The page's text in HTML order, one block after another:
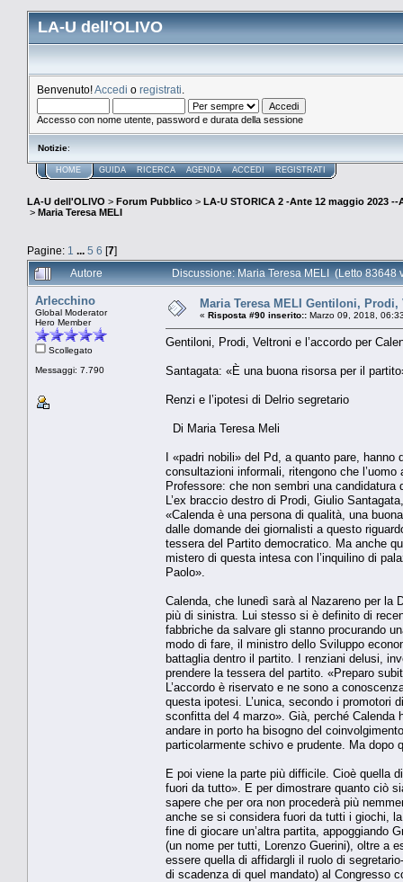
LA-U dell'OLIVO
Benvenuto!Accedi o registrati
Accesso con nome utente, password e durata della sessione
Notizie:
HOME GUIDA RICERCA AGENDA ACCEDI REGISTRATI
LA-U dell'OLIVO > Forum Pubblico > LA-U STORICA 2 -Ante 12 maggio 2023 --
> Maria Teresa MELI
Pagine: 1 ... 5 6 [7]
Autore
Discussione: Maria Teresa MELI (Letto 83648
Arlecchino
Global Moderator
Hero Member
Scollegato
Messaggi: 7.790
Maria Teresa MELI Gentiloni,
« Risposta #90 inserito:: Marzo 09, 2018,
Gentiloni, Prodi, Veltroni e l’accordo per
Santagata: «È una buona risorsa per il
Renzi e l’ipotesi di Delrio segretario
Di Maria Teresa Meli
I «padri nobili» del Pd, a quanto pare,
consultazioni informali, ritengono che
Professore: che non sembri una
L’ex braccio destro di Prodi, Giulio
«Calenda è una persona di qualità, una
dalle domande dei giornalisti a questo
tessera del Partito democratico. Ma anche
mistero di questa intesa con l’inquilino di
Paolo».
Calenda, che lunedì sarà al Nazareno per la
più di sinistra. Lui stesso si è definito di
fabbriche da salvare gli stanno procurando
modo di fare, il ministro dello Sviluppo
battaglia dentro il partito. I renziani delusi,
prendere la tessera del partito. «Preparo
L’accordo è riservato e ne sono a
questa ipotesi. L’unica, secondo i promotori
sconfitta del 4 marzo». Già, perché Calenda
andare in porto ha bisogno del
particolarmente schivo e prudente. Ma dopo
E poi viene la parte più difficile. Cioè quella
fuori da tutto». E per dimostrare quanto ciò
sapere che per ora non procederà più
anche se si considera fuori da tutti i giochi,
fine di giocare un’altra partita, appoggiando
(un nome per tutti, Lorenzo Guerini), oltre a
essere quella di affidargli il ruolo di
di scadenza di quel mandato) al Congresso